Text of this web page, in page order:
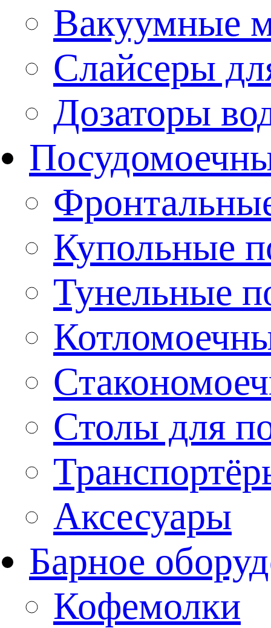
Вакуумные
Слайсеры
Дозаторы
Купольные
Тунельные
Столы для
Аксесуары
Барное
Кофемолки